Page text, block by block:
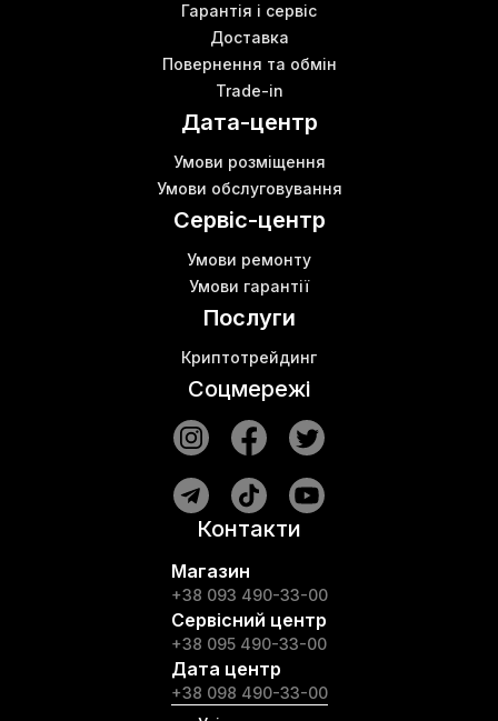
Гарантія і сервіс
Доставка
Повернення та обмін
Trade-in
Дата-центр
Умови розміщення
Умови обслуговування
Сервіс-центр
Умови ремонту
Умови гарантії
Послуги
Криптотрейдинг
Соцмережі
Контакти
Магазин
+38 093 490-33-00
Сервісний центр
+38 095 490-33-00
Дата центр
+38 098 490-33-00